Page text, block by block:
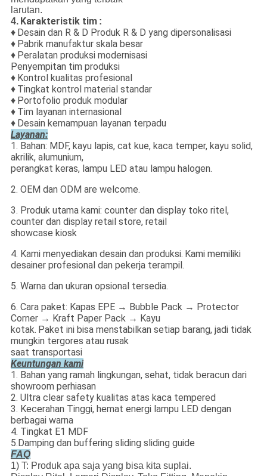
larutan.
4. Karakteristik tim :
♦ Desain dan R & D Produk R & D yang dipersonalisasi
♦ Pabrik manufaktur skala besar
♦ Peralatan produksi modernisasi
Penyempitan tim produksi
♦ Kontrol kualitas profesional
♦ Tingkat kontrol material standar
♦ Portofolio produk modular
♦ Tim layanan internasional
♦ Desain kemampuan layanan terpadu
Layanan:
1. Bahan: MDF, kayu lapis, cat kue, kaca temper, kayu solid,
akrilik, alumunium,
perangkat keras, lampu LED atau lampu halogen.
2. OEM dan ODM are welcome.
3. Produk utama kami: counter dan display toko ritel,
counter dan display retail store, retail
showcase kiosk
4. Kami menyediakan desain dan produksi. Kami memiliki
desainer profesional dan pekerja terampil.
5. Warna dan ukuran opsional tersedia.
6. Cara paket: Kapas EPE → Bubble Pack → Protector
Corner → Kraft Paper Pack → Kayu
kotak. Paket ini bisa menstabilkan setiap barang, jadi tidak
mungkin tergores atau rusak
saat transportasi
Keuntungan kami
1. Bahan yang ramah lingkungan, sehat, tidak beracun dari
showroom perhiasan
2. Ultra clear safety kualitas atas kaca tempered
3. Kecerahan Tinggi, hemat energi lampu LED dengan
berbagai warna
4. Tingkat E1 MDF
5.Damping dan buffering sliding sliding guide
FAQ
1) T: Produk apa saja yang bisa kita suplai.